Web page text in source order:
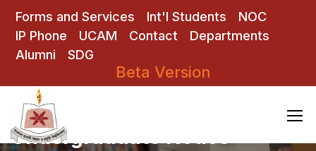
Forms and Services Int'l Students
NOC
IP Phone
UCAM Contact
Departments
Alumni
SDG
Beta Version
Undergraduate Notice